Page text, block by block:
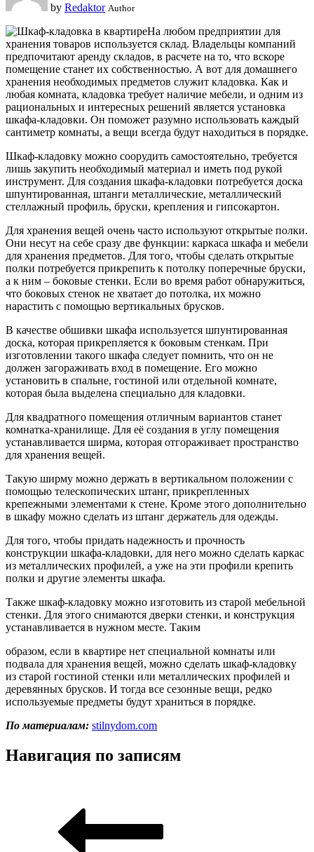
by Redaktor Author
На любом предприятии для
хранения товаров используется склад. Владельцы компаний
предпочитают аренду складов, в расчете на то, что вскоре
помещение станет их собственностью. А вот для домашнего
хранения необходимых предметов служит кладовка. Как и
любая комната, кладовка требует наличие мебели, и одним из
рациональных и интересных решений является установка
шкафа-кладовки. Он поможет разумно использовать каждый
сантиметр комнаты, а вещи всегда будут находиться в порядке.
Шкаф-кладовку можно соорудить самостоятельно, требуется
лишь закупить необходимый материал и иметь под рукой
инструмент. Для создания шкафа-кладовки потребуется доска
шпунтированная, штанги металлические, металлический
стеллажный профиль, бруски, крепления и гипсокартон.
Для хранения вещей очень часто используют открытые полки.
Они несут на себе сразу две функции: каркаса шкафа и мебели
для хранения предметов. Для того, чтобы сделать открытые
полки потребуется прикрепить к потолку поперечные бруски,
а к ним – боковые стенки. Если во время работ обнаружиться,
что боковых стенок не хватает до потолка, их можно
нарастить с помощью вертикальных брусков.
В качестве обшивки шкафа используется шпунтированная
доска, которая прикрепляется к боковым стенкам. При
изготовлении такого шкафа следует помнить, что он не
должен загораживать вход в помещение. Его можно
установить в спальне, гостиной или отдельной комнате,
которая была выделена специально для кладовки.
Для квадратного помещения отличным вариантов станет
комнатка-хранилище. Для её создания в углу помещения
устанавливается ширма, которая отгораживает пространство
для хранения вещей.
Такую ширму можно держать в вертикальном положении с
помощью телескопических штанг, прикрепленных
крепежными элементами к стене. Кроме этого дополнительно
в шкафу можно сделать из штанг держатель для одежды.
Для того, чтобы придать надежность и прочность
конструкции шкафа-кладовки, для него можно сделать каркас
из металлических профилей, а уже на эти профили крепить
полки и другие элементы шкафа.
Также шкаф-кладовку можно изготовить из старой мебельной
стенки. Для этого снимаются дверки стенки, и конструкция
устанавливается в нужном месте. Таким
образом, если в квартире нет специальной комнаты или
подвала для хранения вещей, можно сделать шкаф-кладовку
из старой гостиной стенки или металлических профилей и
деревянных брусков. И тогда все сезонные вещи, редко
используемые предметы будут храниться в порядке.
По материалам: stilnydom.com
Навигация по записям